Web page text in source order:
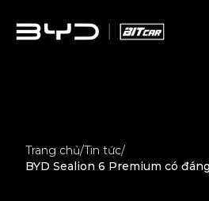
Trang chủ/Tin tức/
BYD Sealion 6 Premium có